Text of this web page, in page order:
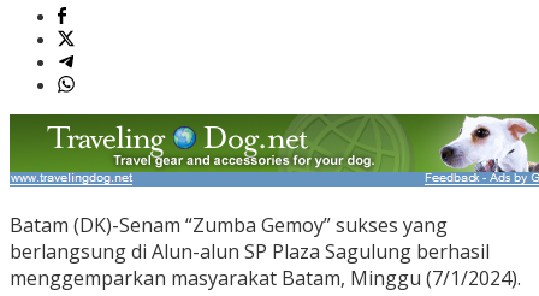
Batam (DK)-Senam “Zumba Gemoy” sukses yang
berlangsung di Alun-alun SP Plaza Sagulung berhasil
menggemparkan masyarakat Batam, Minggu (7/1/2024).